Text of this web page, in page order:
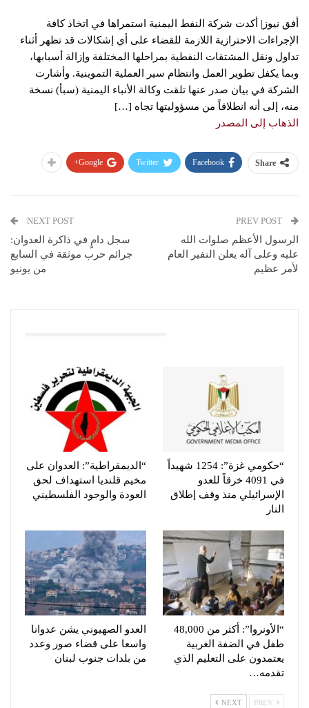
أفق نيوز| أكدت شركة النفط اليمنية استمراها في اتخاذ كافة
الإجراءات الاحترازية اللازمة للقضاء على أي إشكالات قد تظهر أثناء
تداول ونقل المشتقات النفطية بمراحلها المختلفة وإزالة أسبابها،
وبما يكفل تطوير العمل وانتظام سير العملية التموينية. وأشارت
الشركة في بيان صدر عنها تلقت وكالة الأنباء اليمنية (سبأ) نسخة
منه، إلى أنه انطلاقاً من مسؤوليتها تجاه […]
الذهاب إلى المصدر
Share
Facebook
Twitter
Google+
الرسول الأعظم صلوات الله
عليه وعلى آله يعلن النفير العام
لأمر عظيم
NEXT POST
سجل دامٍ في ذاكرة العدوان:
جرائم حرب موثقة في السابع
من يونيو
“حكومي غزة”: 1254 شهيداً
في 4091 خرقاً للعدو
الإسرائيلي منذ وقف إطلاق
النار
“الديمقراطية”: العدوان على
مخيم قلنديا استهداف لحق
العودة والوجود الفلسطيني
“الأونروا”: أكثر من 48,000
طفل في الضفة الغربية
يعتمدون على التعليم الذي
تقدمه…
العدو الصهيوني يشن عدوانا
واسعا على قضاء صور وعدد
من بلدات جنوب لبنان
NEXT